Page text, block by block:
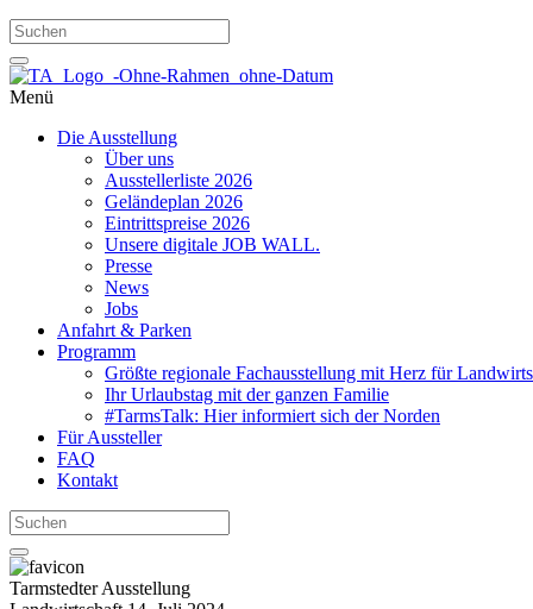
Menü
Die Ausstellung
Über uns
Ausstellerliste 2026
Geländeplan 2026
Eintrittspreise 2026
Unsere digitale JOB WALL.
Presse
News
Jobs
Anfahrt & Parken
Programm
Größte regionale Fachausstellung mit Herz für
Ihr Urlaubstag mit der ganzen Familie
#TarmsTalk: Hier informiert sich der Norden
Für Aussteller
FAQ
Kontakt
Tarmstedter Ausstellung